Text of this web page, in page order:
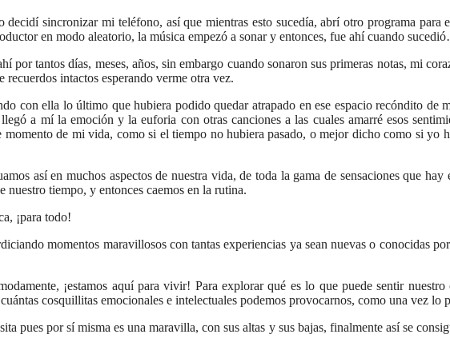
decidí sincronizar mi teléfono, así que mientras esto sucedía, abrí otro programa
en modo aleatorio, la música empezó a sonar y entonces, fue ahí cuando
por tantos días, meses, años, sin embargo cuando sonaron sus primeras notas, mi
intactos esperando verme otra vez.
con ella lo último que hubiera podido quedar atrapado en ese espacio recóndito
a mí la emoción y la euforia con otras canciones a las cuales amarré esos
momento de mi vida, como si el tiempo no hubiera pasado, o mejor dicho como si yo
así en muchos aspectos de nuestra vida, de toda la gama de sensaciones que
tiempo, y entonces caemos en la rutina.
¡para todo!
momentos maravillosos con tantas experiencias ya sean nuevas o conocidas
¡estamos aquí para vivir! Para explorar qué es lo que puede sentir
cosquillitas emocionales e intelectuales podemos provocarnos, como una vez lo
pues por sí misma es una maravilla, con sus altas y sus bajas, finalmente así se